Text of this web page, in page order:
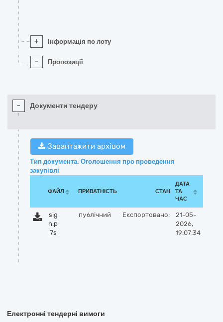
+ Інформація по лоту
- Пропозиції
- Документи тендеру
Завантажити архівом
Тип документа: Оголошення про проведення
закупівлі
ФАЙЛ ПРИВАТНІСТЬ СТАН
ДАТА
ТА
ЧАС
sig
n.p
7s
публічний Експортовано:
21-05-
2026,
19:07:34
Електронні тендерні вимоги